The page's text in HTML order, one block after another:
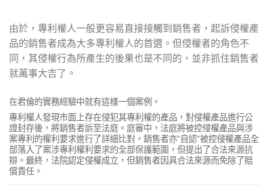
由於，專利權人一般更容易直接接觸到銷售者，起訴侵權產
品的銷售者成為大多專利權人的首選。但侵權者的角色不
同，其侵權行為所產生的後果也是不同的，並非抓住銷售者
就萬事大吉了。
在君倫的實務經驗中就有這樣一個案例。
專利權人發現市面上存在侵犯其專利權的產品，對侵權產品進行公
證封存後，將銷售者訴至法庭。庭審中，法庭將被控侵權產品與涉
案專利的權利要求進行了詳細比對，銷售者亦“自認”被控侵權產品全
部落入了案涉專利權利要求的全部保護範圍，但提出了合法來源抗
辯。最終，法院認定侵權成立，但銷售者因具合法來源而免除了賠
償責任。